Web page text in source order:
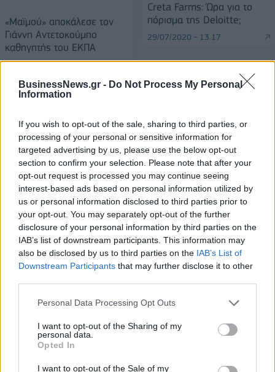
BusinessNews.gr - Do Not Process My Personal
Information
If you wish to opt-out of the sale, sharing to third parties, or
processing of your personal or sensitive information for
targeted advertising by us, please use the below opt-out
section to confirm your selection. Please note that after your
opt-out request is processed you may continue seeing
interest-based ads based on personal information utilized by
us or personal information disclosed to third parties prior to
your opt-out. You may separately opt-out of the further
disclosure of your personal information by third parties on the
IAB’s list of downstream participants. This information may
also be disclosed by us to third parties on the IAB’s List of
Downstream Participants that may further disclose it to other
Personal Data Processing Opt Outs
I want to opt-out of the Sharing of my
personal data.
Opted In
I want to opt-out of the Sale of my
«Μαϊμού» αποκάλεσε τον
Γιάννη Αντετοκούμπο
καθηγητής του ΕΚΠΑ
24/07/2020 - 14:49
Creta Farms: Ώρα για το
πόρισμα της Deloitte;
29/07/2020 - 13:17
ΡΟΗ ΕΙΔΗΣΕΩΝ
Στ. Παπασταύρου: Η συμφωνία δημιουργεί νέα και
ισχυρή δυναμική για την υλοποίηση του GSI
Ευρωπαϊκά χρηματιστήρια: Σε υψηλό επίπεδο ρεκόρ
ανήλθαν οι μετοχές στο ξεκίνημα των συναλλαγών
06/08/2026 - 10:50 ΟΙΚΟΝΟΜΙΑ